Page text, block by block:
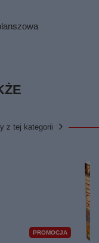
z tej kategorii
PROMOCJA